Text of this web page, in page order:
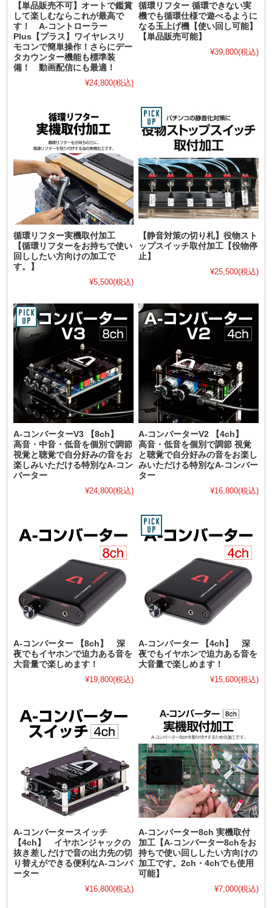
【単品販売不可】オートで鑑賞
して楽しむならこれが最高で
す！ A-コントローラー
Plus【プラス】ワイヤレスリ
モコンで簡単操作！さらにデー
タカウンター機能も標準装
備！ 動画配信にも最適！
¥24,800(税込)
循環リフター 循環できない実
機でも循環仕様で遊べるように
なる玉上げ機【使い回し可能】
【単品販売可能】
¥39,800(税込)
循環リフター実機取付加工
【循環リフターをお持ちで使い
回ししたい方向けの加工で
す。】
¥5,500(税込)
【静音対策の切り札】役物スト
ップスイッチ取付加工【役物停
止】
¥25,500(税込)
A-コンバーターV3 【8ch】
高音・中音・低音を個別で調節
視覚と聴覚で自分好みの音をお
楽しみいただける特別なA-コン
バーター
¥24,800(税込)
A-コンバーターV2 【4ch】
高音・低音を個別で調節 視覚
と聴覚で自分好みの音をお楽し
みいただける特別なA-コンバー
ター
¥16,800(税込)
A-コンバーター 【8ch】 深
夜でもイヤホンで迫力ある音を
大音量で楽しめます！
¥19,800(税込)
A-コンバーター 【4ch】 深
夜でもイヤホンで迫力ある音を
大音量で楽しめます！
¥15,600(税込)
A-コンバータースイッチ
【4ch】 イヤホンジャックの
抜き差しだけで音の出力先の切
り替えができる便利なA-コンバ
ーター
¥16,800(税込)
A-コンバーター8ch 実機取付
加工【A-コンバーター8chをお
持ちで使い回ししたい方向けの
加工です。2ch・4chでも使用
可能】
¥7,000(税込)